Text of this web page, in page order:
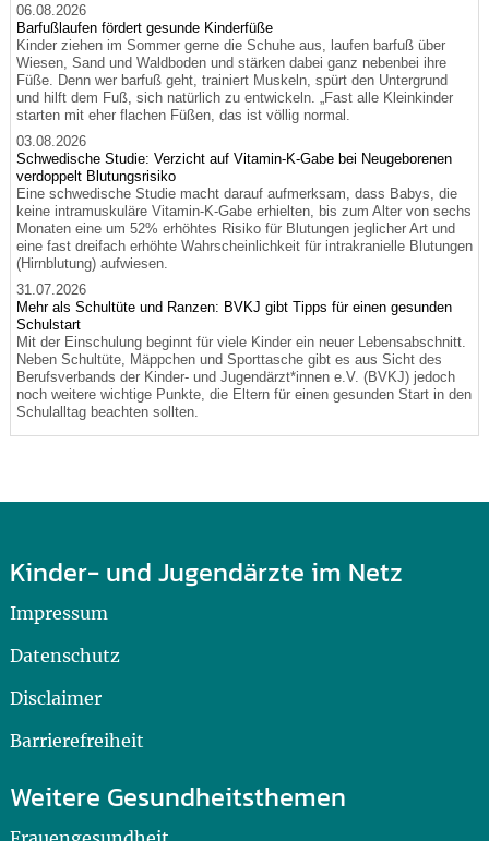
06.08.2026
Barfußlaufen fördert gesunde Kinderfüße
Kinder ziehen im Sommer gerne die Schuhe aus, laufen barfuß über
Wiesen, Sand und Waldboden und stärken dabei ganz nebenbei ihre
Füße. Denn wer barfuß geht, trainiert Muskeln, spürt den Untergrund
und hilft dem Fuß, sich natürlich zu entwickeln. „Fast alle Kleinkinder
starten mit eher flachen Füßen, das ist völlig normal.
03.08.2026
Schwedische Studie: Verzicht auf Vitamin-K-Gabe bei Neugeborenen
verdoppelt Blutungsrisiko
Eine schwedische Studie macht darauf aufmerksam, dass Babys, die
keine intramuskuläre Vitamin-K-Gabe erhielten, bis zum Alter von sechs
Monaten eine um 52% erhöhtes Risiko für Blutungen jeglicher Art und
eine fast dreifach erhöhte Wahrscheinlichkeit für intrakranielle Blutungen
(Hirnblutung) aufwiesen.
31.07.2026
Mehr als Schultüte und Ranzen: BVKJ gibt Tipps für einen gesunden
Schulstart
Mit der Einschulung beginnt für viele Kinder ein neuer Lebensabschnitt.
Neben Schultüte, Mäppchen und Sporttasche gibt es aus Sicht des
Berufsverbands der Kinder- und Jugendärzt*innen e.V. (BVKJ) jedoch
noch weitere wichtige Punkte, die Eltern für einen gesunden Start in den
Schulalltag beachten sollten.
Kinder- und Jugendärzte im Netz
Impressum
Datenschutz
Disclaimer
Barrierefreiheit
Weitere Gesundheitsthemen